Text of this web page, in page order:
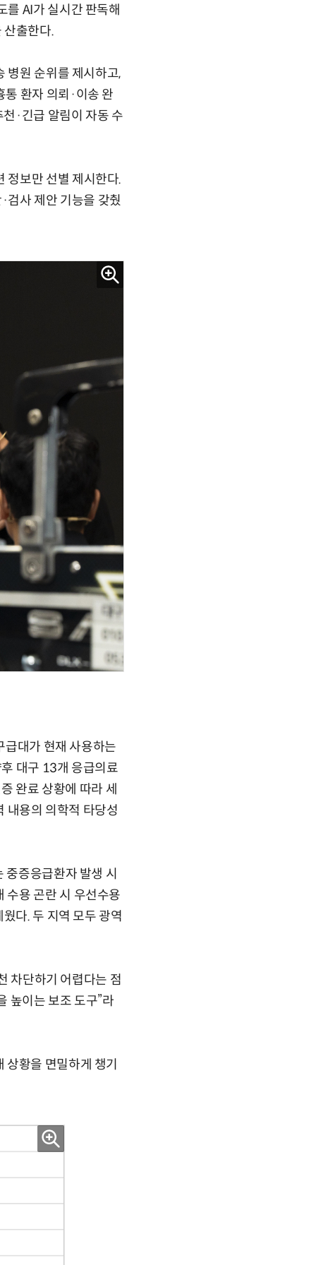
를 AI가 실시간 판독해
산출한다.
병원 순위를 제시하고,
환자 의뢰·이송 완
·긴급 알림이 자동 수
정보만 선별 제시한다.
검사 제안 기능을 갖췄
대가 현재 사용하는
대구 13개 응급의료
완료 상황에 따라 세
내용의 의학적 타당성
증응급환자 발생 시
수용 곤란 시 우선수용
다. 두 지역 모두 광역
차단하기 어렵다는 점
높이는 보조 도구”라
황을 면밀하게 챙기